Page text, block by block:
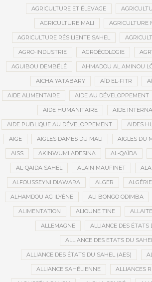
AGRICULTURE ET ÉLEVAGE
AGRICULTURE MALI AGRICULTURE
AGRICULTURE RÉSILIENTE SAHEL
AGRO-INDUSTRIE AGROÉCOLOGIE
AGUIBOU DEMBÉLÉ AHMADOU AL AMINOU
AÏCHA YATABARY AÏD EL-FITR
AIDE ALIMENTAIRE AIDE AU DÉVELOPPEMENT
AIDE HUMANITAIRE AIDE
AIDE PUBLIQUE AU DÉVELOPPEMENT AIDES
AIGE AIGLES DAMES DU MALI AIGLES DU
AISS AKINWUMI ADESINA AL-QAÏDA
AL-QAÏDA SAHEL ALAIN MAUFINET
ALFOUSSEYNI DIAWARA ALGER ALGÉRIE
ALHAMDOU AG ILYÈNE ALI BONGO ODIMBA
ALIMENTATION ALIOUNE TINE
ALLEMAGNE ALLIANCE DES ÉTATS
ALLIANCE DES ETATS DU
ALLIANCE DES ÉTATS DU SAHEL (AES)
ALLIANCE SAHÉLIENNE ALLIANCES